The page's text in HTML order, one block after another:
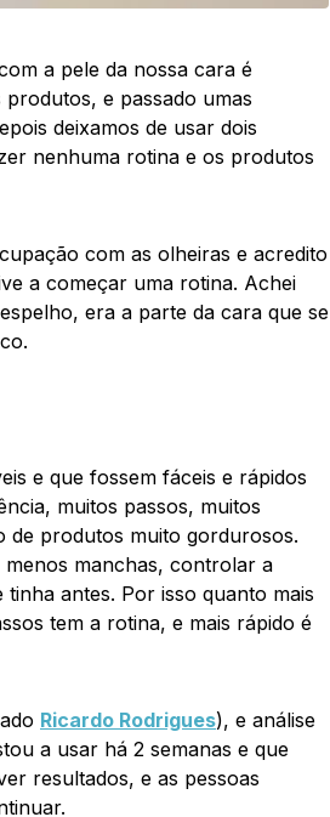
a pele da nossa cara é
e passado umas
deixamos de usar dois
nenhuma rotina e os produtos
com as olheiras e acredito
a começar uma rotina. Achei
era a parte da cara que se
e que fossem fáceis e rápidos
muitos passos, muitos
de produtos muito gordurosos.
manchas, controlar a
antes. Por isso quanto mais
tem a rotina, e mais rápido é
Ricardo Rodrigues), e análise
a usar há 2 semanas e que
resultados, e as pessoas